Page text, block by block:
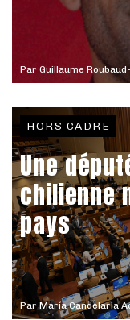
Par Guillaume
ParMaría Candelaria
HORS CADRE
Une
chilienne
pays